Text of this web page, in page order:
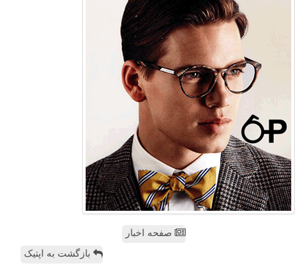
صفحه اخبار
بازگشت به اپتیک